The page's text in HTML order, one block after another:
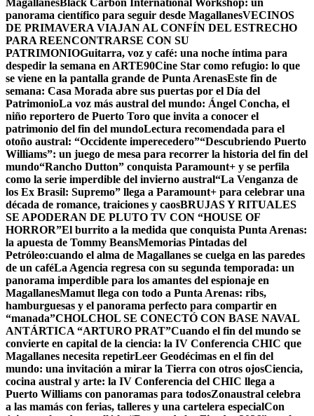
MagallanesBlack Carbon International Workshop: un
panorama científico para seguir desde MagallanesVECINOS
DE PRIMAVERA VIAJAN AL CONFÍN DEL ESTRECHO
PARA REENCONTRARSE CON SU
PATRIMONIOGuitarra, voz y café: una noche íntima para
despedir la semana en ARTE90Cine Star como refugio: lo que
se viene en la pantalla grande de Punta ArenasEste fin de
semana: Casa Morada abre sus puertas por el Día del
PatrimonioLa voz más austral del mundo: Ángel Concha, el
niño reportero de Puerto Toro que invita a conocer el
patrimonio del fin del mundoLectura recomendada para el
otoño austral: “Occidente imperecedero”“Descubriendo Puerto
Williams”: un juego de mesa para recorrer la historia del fin del
mundo“Rancho Dutton” conquista Paramount+ y se perfila
como la serie imperdible del invierno austral“La Venganza de
los Ex Brasil: Supremo” llega a Paramount+ para celebrar una
década de romance, traiciones y caosBRUJAS Y RITUALES
SE APODERAN DE PLUTO TV CON “HOUSE OF
HORROR”El burrito a la medida que conquista Punta Arenas:
la apuesta de Tommy BeansMemorias Pintadas del
Petróleo:cuando el alma de Magallanes se cuelga en las paredes
de un caféLa Agencia regresa con su segunda temporada: un
panorama imperdible para los amantes del espionaje en
MagallanesMamut llega con todo a Punta Arenas: ribs,
hamburguesas y el panorama perfecto para compartir en
“manada”CHOLCHOL SE CONECTÓ CON BASE NAVAL
ANTÁRTICA “ARTURO PRAT”Cuando el fin del mundo se
convierte en capital de la ciencia: la IV Conferencia CHIC que
Magallanes necesita repetirLeer Geodécimas en el fin del
mundo: una invitación a mirar la Tierra con otros ojosCiencia,
cocina austral y arte: la IV Conferencia del CHIC llega a
Puerto Williams con panoramas para todosZonaustral celebra
a las mamás con ferias, talleres y una cartelera especialCon